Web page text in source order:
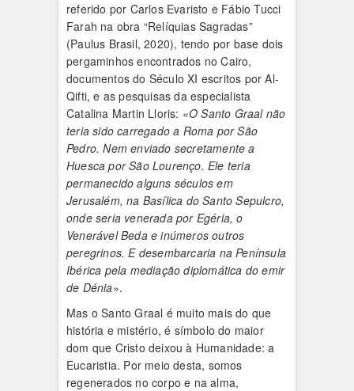
referido por Carlos Evaristo e Fábio Tucci
Farah na obra “Relíquias Sagradas”
(Paulus Brasil, 2020), tendo por base dois
pergaminhos encontrados no Cairo,
documentos do Século XI escritos por Al-
Qifti, e as pesquisas da especialista
Catalina Martin Lloris: «O Santo Graal não
teria sido carregado a Roma por São
Pedro. Nem enviado secretamente a
Huesca por São Lourenço. Ele teria
permanecido alguns séculos em
Jerusalém, na Basílica do Santo Sepulcro,
onde seria venerada por Egéria, o
Venerável Beda e inúmeros outros
peregrinos. E desembarcaria na Península
Ibérica pela mediação diplomática do emir
de Dénia».
Mas o Santo Graal é muito mais do que
história e mistério, é símbolo do maior
dom que Cristo deixou à Humanidade: a
Eucaristia. Por meio desta, somos
regenerados no corpo e na alma,